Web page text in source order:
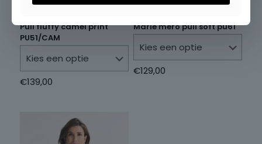
Pull fluffy camel print
PU51/CAM
€139,00
Marie mero pull soft pu61
€129,00